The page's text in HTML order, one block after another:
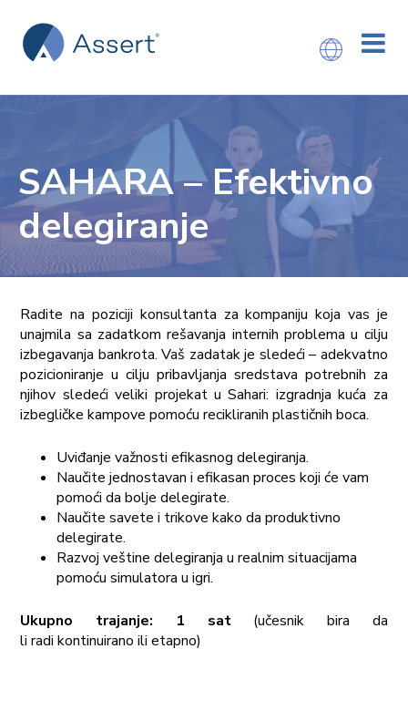
SAHARA – Efektivno
delegiranje
Radite na poziciji konsultanta za kompaniju koja vas je
unajmila sa zadatkom rešavanja internih problema u cilju
izbegavanja bankrota. Vaš zadatak je sledeći – adekvatno
pozicioniranje u cilju pribavljanja sredstava potrebnih za
njihov sledeći veliki projekat u Sahari: izgradnja kuća za
izbegličke kampove pomoću recikliranih plastičnih boca.
Uviđanje važnosti efikasnog delegiranja.
Naučite jednostavan i efikasan proces koji će vam
pomoći da bolje delegirate.
Naučite savete i trikove kako da produktivno
delegirate.
Razvoj veštine delegiranja u realnim situacijama
pomoću simulatora u igri.
Ukupno trajanje: 1 sat(učesnik bira da
li radi kontinuirano ili etapno)